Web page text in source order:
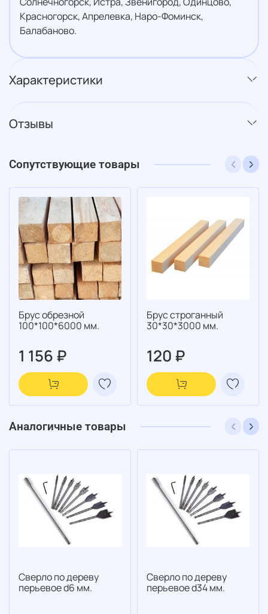
Красногорск, Апрелевка, Наро-Фоминск,
Балабаново.
Характеристики
Отзывы
Сопутствующие товары
Брус обрезной
100*100*6000 мм.
1 156 ₽
Брус строганный
30*30*3000 мм.
120 ₽
Аналогичные товары
Сверло по дереву
перьевое d6 мм.
Сверло по дереву
перьевое d34 мм.